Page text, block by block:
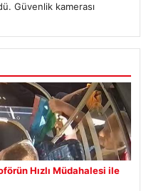
Güvenlik kamerası
Hızlı Müdahalesi ile